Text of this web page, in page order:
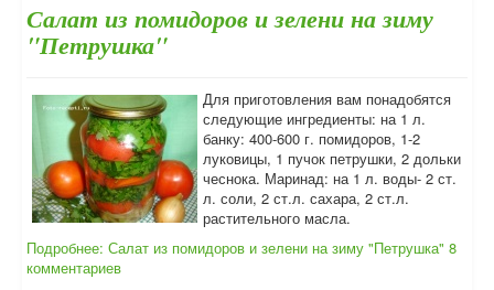
Салат из помидоров и зелени на зиму
"Петрушка"
Для приготовления вам понадобятся
следующие ингредиенты: на 1 л.
банку: 400-600 г. помидоров, 1-2
луковицы, 1 пучок петрушки, 2 дольки
чеснока. Маринад: на 1 л. воды- 2 ст.
л. соли, 2 ст.л. сахара, 2 ст.л.
растительного масла.
Подробнее: Салат из помидоров и зелени на зиму "Петрушка" 8
комментариев